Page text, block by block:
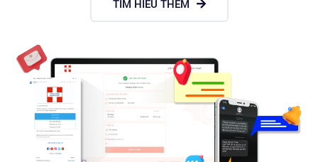
TÌM HIỂU THÊM